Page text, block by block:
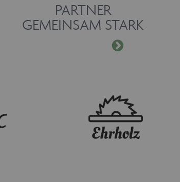
PARTNER
GEMEINSAM STARK